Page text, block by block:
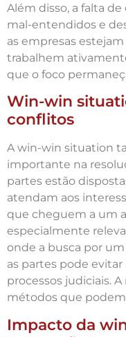
Além disso, a falta
mal-entendidos e
as empresas
trabalhem
que o foco
Win-win
conflitos
A win-win situation
importante na
partes estão
atendam aos
que cheguem a um
especialmente
onde a busca por
as partes pode
processos judiciais.
métodos que
Impacto da